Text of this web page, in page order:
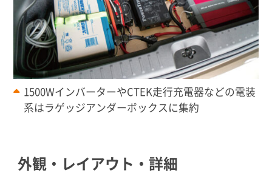
1500WインバーターやCTEK走行充電器などの電装
系はラゲッジアンダーボックスに集約
外観・レイアウト・詳細